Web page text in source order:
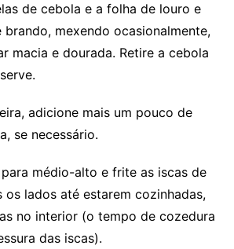
de cebola e a folha de louro e
brando, mexendo ocasionalmente,
macia e dourada. Retire a cebola
adicione mais um pouco de
se necessário.
médio-alto e frite as iscas de
lados até estarem cozinhadas,
no interior (o tempo de cozedura
das iscas).